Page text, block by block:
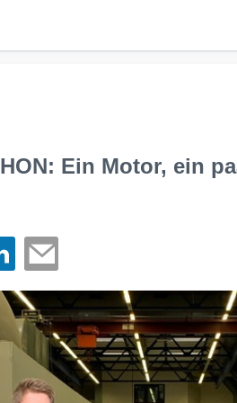
Ein Motor, ein